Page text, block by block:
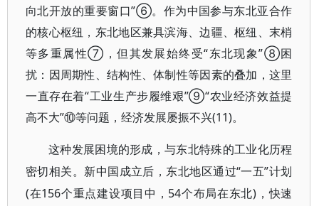
向北开放的重要窗口”⑥。作为中国参与东北亚合作
的核心枢纽，东北地区兼具滨海、边疆、枢纽、末梢
等多重属性⑦，但其发展始终受“东北现象”⑧困
扰：因周期性、结构性、体制性等因素的叠加，这里
一直存在着“工业生产步履维艰”⑨“农业经济效益提
高不大”⑩等问题，经济发展屡振不兴(11)。
这种发展困境的形成，与东北特殊的工业化历程
密切相关。新中国成立后，东北地区通过“一五”计划
(在156个重点建设项目中，54个布局在东北)，快速